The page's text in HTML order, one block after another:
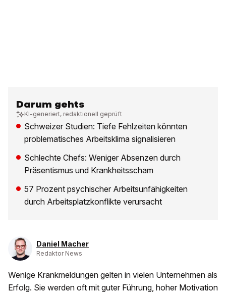
Darum gehts
KI-generiert, redaktionell geprüft
Schweizer Studien: Tiefe Fehlzeiten könnten
problematisches Arbeitsklima signalisieren
Schlechte Chefs: Weniger Absenzen durch
Präsentismus und Krankheitsscham
57 Prozent psychischer Arbeitsunfähigkeiten
durch Arbeitsplatzkonflikte verursacht
Daniel Macher
Redaktor News
Wenige Krankmeldungen gelten in vielen Unternehmen als
Erfolg. Sie werden oft mit guter Führung, hoher Motivation